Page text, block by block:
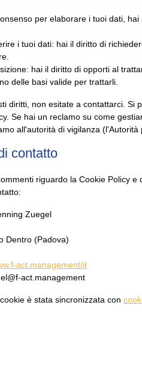
per elaborare i tuoi dati,
i tuoi dati: hai il diritto di
hai il diritto di opporti al
delle basi valide per trattarli.
diritti, non esitate a contattarci. Si
Se hai un reclamo su come
all'autorità di vigilanza (l'Autorità
contatto
riguardo la Cookie Policy
Zuegel
Dentro (Padova)
act.management/it
act.management
è stata sincronizzata con